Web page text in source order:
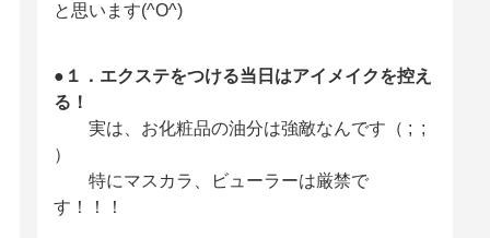
と思います(^O^)
●１．エクステをつける当日はアイメイクを控え
る！
実は、お化粧品の油分は強敵なんです（ ; ;
）
特にマスカラ、ビューラーは厳禁で
す！！！